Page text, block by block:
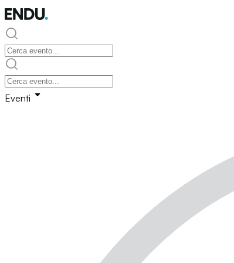
Eventi